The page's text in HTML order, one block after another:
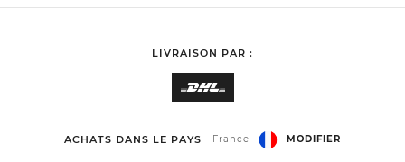
LIVRAISON PAR :
ACHATS DANS LE PAYS France MODIFIER